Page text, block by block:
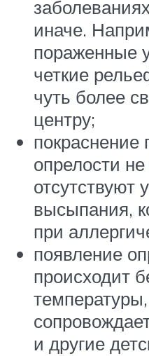
иначе.
пораженные
четкие
чуть более
центру;
покраснение
опрелости
отсутствуют
высыпания,
при
появление
происходит
и другие